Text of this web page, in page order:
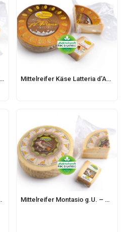
Latteria, junger Käse aus Aviano Mittelreifer Käse Latteria d’Aviano
d’Aviano Mittelreifer Montasio g.U. – Käse-Produktionsstätte PN208